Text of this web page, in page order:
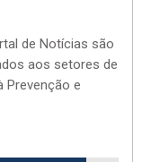
de Notícias são
aos setores de
Prevenção e